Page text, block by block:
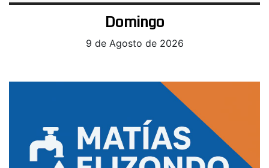
Domingo
9 de Agosto de 2026